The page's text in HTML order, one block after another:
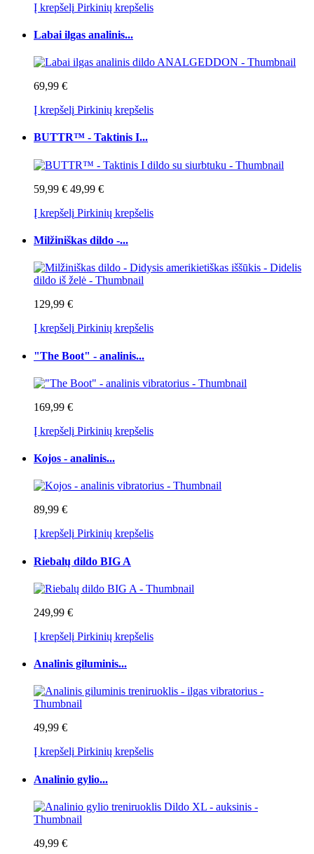
Į krepšelį Pirkinių krepšelis
Labai ilgas analinis...
69,99 €
Į krepšelį Pirkinių krepšelis
BUTTR™ - Taktinis I...
59,99 € 49,99 €
Į krepšelį Pirkinių krepšelis
Milžiniškas dildo -...
129,99 €
Į krepšelį Pirkinių krepšelis
"The Boot" - analinis...
169,99 €
Į krepšelį Pirkinių krepšelis
Kojos - analinis...
89,99 €
Į krepšelį Pirkinių krepšelis
Riebalų dildo BIG A
249,99 €
Į krepšelį Pirkinių krepšelis
Analinis giluminis...
49,99 €
Į krepšelį Pirkinių krepšelis
Analinio gylio...
49,99 €